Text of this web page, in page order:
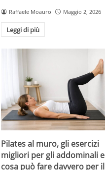
Raffaele Moauro Maggio 2, 2026
Leggi di più
Pilates al muro, gli esercizi
migliori per gli addominali e
cosa può fare davvero per il